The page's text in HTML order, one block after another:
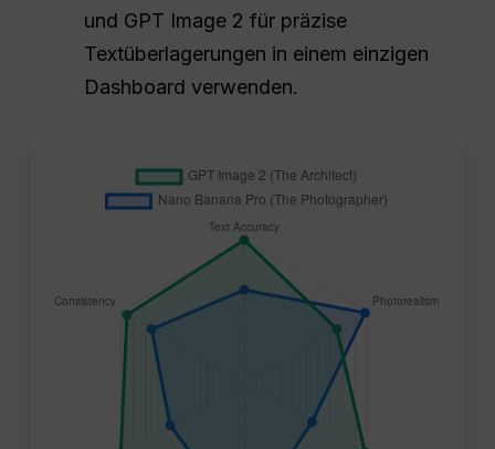
und GPT Image 2 für präzise
Textüberlagerungen in einem einzigen
Dashboard verwenden.